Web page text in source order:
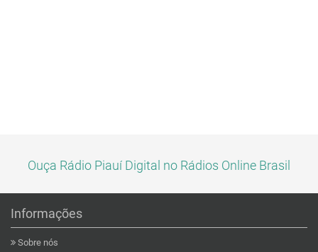
Ouça Rádio Piauí Digital no Rádios Online Brasil
Informações
Sobre nós